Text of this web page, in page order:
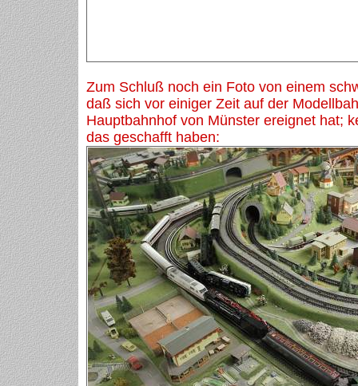
Zum Schluß noch ein Foto von einem
daß sich vor einiger Zeit auf der
Hauptbahnhof von Münster ereignet hat;
das geschafft haben: